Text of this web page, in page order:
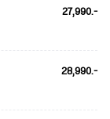
27,990.-
28,990.-